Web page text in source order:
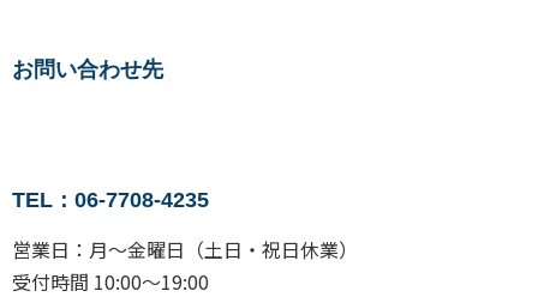
お問い合わせ先
TEL：06-7708-4235
営業日：月〜金曜日（土日・祝日休業）
受付時間 10:00〜19:00